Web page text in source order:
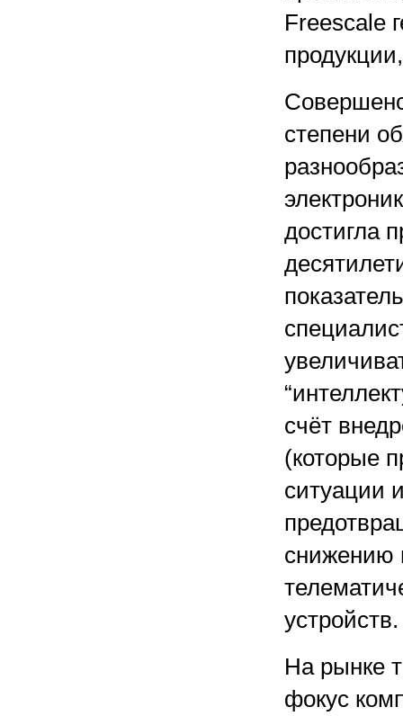
Freescale
степени
достигла
счёт
(которые
ситуации
снижению
устройств.
На рынке
фокус